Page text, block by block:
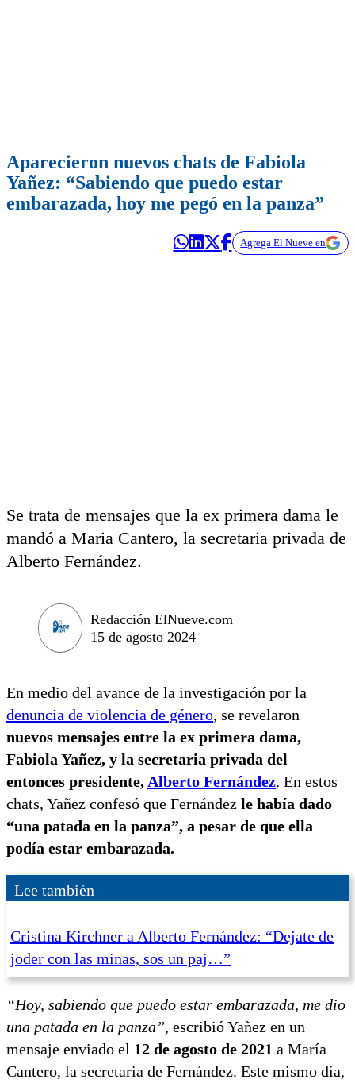
Aparecieron nuevos chats de Fabiola
Yañez: “Sabiendo que puedo estar
embarazada, hoy me pegó en la panza”
Agrega El Nueve en
Se trata de mensajes que la ex primera dama le
mandó a Maria Cantero, la secretaria privada de
Alberto Fernández.
Redacción ElNueve.com
15 de agosto 2024
En medio del avance de la investigación por la
denuncia de violencia de género, se revelaron
nuevos mensajes entre la ex primera dama,
Fabiola Yañez, y la secretaria privada del
entonces presidente, Alberto Fernández. En estos
chats, Yañez confesó que Fernández le había dado
“una patada en la panza”, a pesar de que ella
podía estar embarazada.
Lee también
Cristina Kirchner a Alberto Fernández: “Dejate de
joder con las minas, sos un paj…”
“Hoy, sabiendo que puedo estar embarazada, me dio
una patada en la panza”, escribió Yañez en un
mensaje enviado el 12 de agosto de 2021 a María
Cantero, la secretaria de Fernández. Este mismo día,